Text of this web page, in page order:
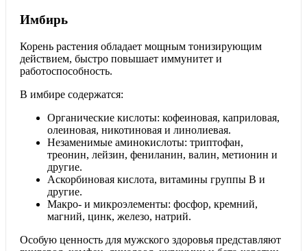
Имбирь
Корень растения обладает мощным тонизирующим
действием, быстро повышает иммунитет и
работоспособность.
В имбире содержатся:
Органические кислоты: кофеиновая, каприловая,
олеиновая, никотиновая и линолиевая.
Незаменимые аминокислоты: триптофан,
треонин, лейзин, фениланин, валин, метионин и
другие.
Аскорбиновая кислота, витамины группы В и
другие.
Макро- и микроэлементы: фосфор, кремний,
магний, цинк, железо, натрий.
Особую ценность для мужского здоровья представляют